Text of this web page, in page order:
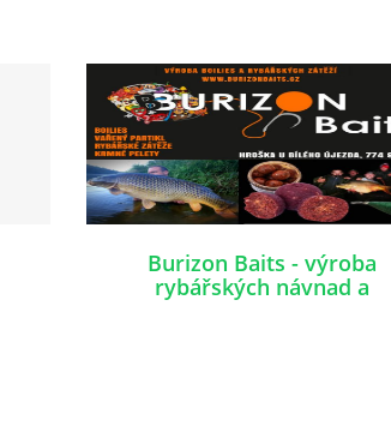
Burizon Baits - výroba
rybářských návnad a